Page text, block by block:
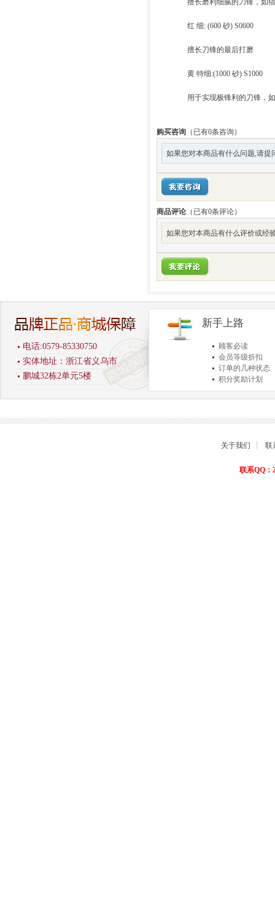
擅长磨利细腻的刀锋，如
红 细: (600 砂) S0600
擅长刀锋的最后打磨
黄 特细:(1000 砂) S1000
用于实现极锋利的刀锋，
购买咨询 （已有0条咨询）
如果您对本商品有什么问题,请提
商品评论 （已有0条评论）
如果您对本商品有什么评价或经
电话:0579-85330750
实体地址：浙江省义乌市
鹏城32栋2单元5楼
新手上路
顾客必读
会员等级折扣
订单的几种状态
积分奖励计划
商品退货保障
关于我们 联
联系QQ：